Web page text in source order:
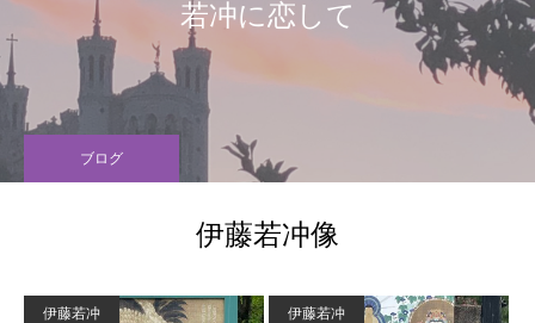
若冲に恋して
ブログ
伊藤若冲像
伊藤若冲 伊藤若冲